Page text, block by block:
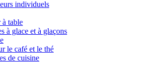
individuels
à table
à glace et à glaçons
le café et le thé
de cuisine